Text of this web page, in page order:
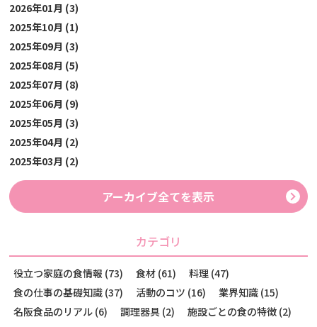
2026年01月 (3)
2025年10月 (1)
2025年09月 (3)
2025年08月 (5)
2025年07月 (8)
2025年06月 (9)
2025年05月 (3)
2025年04月 (2)
2025年03月 (2)
アーカイブ全てを表示
カテゴリ
役立つ家庭の食情報 (73) 食材 (61)
料理 (47)
食の仕事の基礎知識 (37)
活動のコツ (16)
業界知識 (15)
名阪食品のリアル (6)
調理器具 (2) 施設ごとの食の特徴 (2)